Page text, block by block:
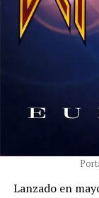
Lanzado en